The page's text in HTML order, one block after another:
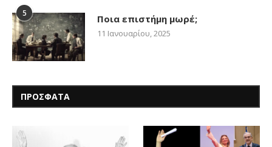
5 Ποια επιστήμη μωρέ;
11 Ιανουαρίου, 2025
ΠΡΟΣΦΑΤΑ